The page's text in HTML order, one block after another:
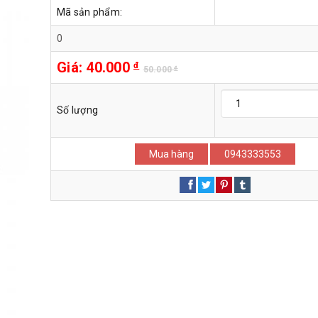
Mã sản phẩm:
0
Giá: 40.000 đ 50.000đ
Số lượng
Mua hàng 0943333553